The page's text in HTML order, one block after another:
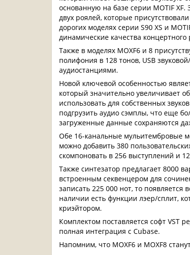
основанную на базе серии MOTIF XF.
двух роялей, которые
дорогих моделях серии S90 XS и
динамические качества концертного
Также в моделях MOXF6 и 8
полифония в 128 тонов, USB
аудиостанциями.
Новой ключевой особенностью
который значительно увеличивает
использовать для собственных
подгрузить аудио сэмплы, что еще
загруженные данные сохраняются
Обе 16-канальные мульитембровые
можно добавить 380
скомпоновать в 256 выступлений и
Также синтезатор предлагает 8000
встроенным секвенцером для
записать 225 000 нот, то
наличии есть функции лэер/сплит,
криэйтором.
Комплектом поставляется софт VST
полная интеграция с Cubase.
Напомним, что MOXF6 и MOXF8